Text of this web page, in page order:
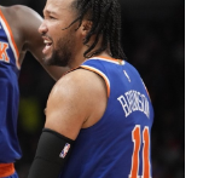
الذكاء الاصطناعي
تغطيات